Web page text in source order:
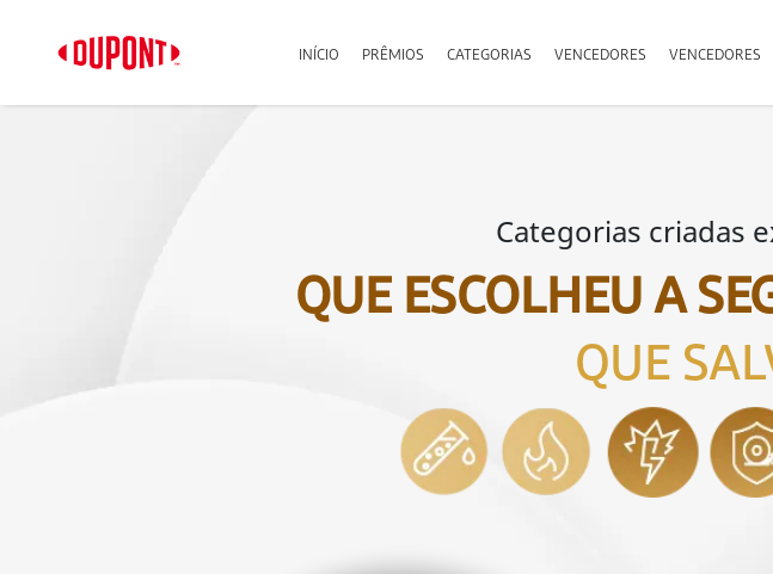
INÍCIO PRÊMIOS CATEGORIAS VENCEDORES VENCEDORES
Categorias criadas
QUE ESCOLHEU A
QUE